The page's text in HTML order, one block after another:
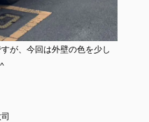
が、今回は外壁の色を少し